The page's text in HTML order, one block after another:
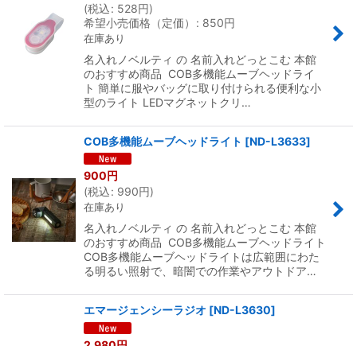
(税込: 528円)
希望小売価格（定価）
: 850円
在庫あり
名入れノベルティ の 名前入れどっとこむ 本館
のおすすめ商品 COB多機能ムーブヘッドライ
ト 簡単に服やバッグに取り付けられる便利な小
型のライト LEDマグネットクリ…
COB多機能ムーブヘッドライト [ND-L3633]
900円
(税込: 990円)
在庫あり
名入れノベルティ の 名前入れどっとこむ 本館
のおすすめ商品 COB多機能ムーブヘッドライト
COB多機能ムーブヘッドライトは広範囲にわた
る明るい照射で、暗闇での作業やアウトドア…
エマージェンシーラジオ [ND-L3630]